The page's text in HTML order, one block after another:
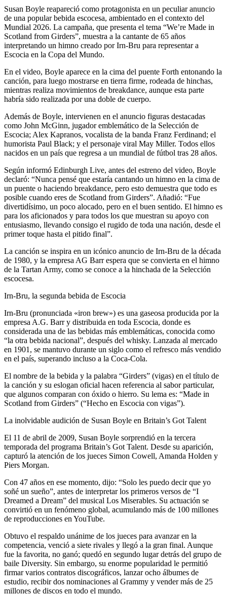
Susan Boyle reapareció como protagonista en un peculiar anuncio
de una popular bebida escocesa, ambientado en el contexto del
Mundial 2026. La campaña, que presenta el tema “We’re Made in
Scotland from Girders”, muestra a la cantante de 65 años
interpretando un himno creado por Irn-Bru para representar a
Escocia en la Copa del Mundo.
En el video, Boyle aparece en la cima del puente Forth entonando la
canción, para luego mostrarse en tierra firme, rodeada de hinchas,
mientras realiza movimientos de breakdance, aunque esta parte
habría sido realizada por una doble de cuerpo.
Además de Boyle, intervienen en el anuncio figuras destacadas
como John McGinn, jugador emblemático de la Selección de
Escocia; Alex Kapranos, vocalista de la banda Franz Ferdinand; el
humorista Paul Black; y el personaje viral May Miller. Todos ellos
nacidos en un país que regresa a un mundial de fútbol tras 28 años.
Según informó Edinburgh Live, antes del estreno del video, Boyle
declaró: “Nunca pensé que estaría cantando un himno en la cima de
un puente o haciendo breakdance, pero esto demuestra que todo es
posible cuando eres de Scotland from Girders”. Añadió: “Fue
divertidísimo, un poco alocado, pero en el buen sentido. El himno es
para los aficionados y para todos los que muestran su apoyo con
entusiasmo, llevando consigo el rugido de toda una nación, desde el
primer toque hasta el pitido final”.
La canción se inspira en un icónico anuncio de Irn-Bru de la década
de 1980, y la empresa AG Barr espera que se convierta en el himno
de la Tartan Army, como se conoce a la hinchada de la Selección
escocesa.
Irn-Bru, la segunda bebida de Escocia
Irn-Bru (pronunciada «iron brew») es una gaseosa producida por la
empresa A.G. Barr y distribuida en toda Escocia, donde es
considerada una de las bebidas más emblemáticas, conocida como
“la otra bebida nacional”, después del whisky. Lanzada al mercado
en 1901, se mantuvo durante un siglo como el refresco más vendido
en el país, superando incluso a la Coca-Cola.
El nombre de la bebida y la palabra “Girders” (vigas) en el título de
la canción y su eslogan oficial hacen referencia al sabor particular,
que algunos comparan con óxido o hierro. Su lema es: “Made in
Scotland from Girders” (“Hecho en Escocia con vigas”).
La inolvidable audición de Susan Boyle en Britain’s Got Talent
El 11 de abril de 2009, Susan Boyle sorprendió en la tercera
temporada del programa Britain’s Got Talent. Desde su aparición,
capturó la atención de los jueces Simon Cowell, Amanda Holden y
Piers Morgan.
Con 47 años en ese momento, dijo: “Solo les puedo decir que yo
soñé un sueño”, antes de interpretar los primeros versos de “I
Dreamed a Dream” del musical Los Miserables. Su actuación se
convirtió en un fenómeno global, acumulando más de 100 millones
de reproducciones en YouTube.
Obtuvo el respaldo unánime de los jueces para avanzar en la
competencia, venció a siete rivales y llegó a la gran final. Aunque
fue la favorita, no ganó; quedó en segundo lugar detrás del grupo de
baile Diversity. Sin embargo, su enorme popularidad le permitió
firmar varios contratos discográficos, lanzar ocho álbumes de
estudio, recibir dos nominaciones al Grammy y vender más de 25
millones de discos en todo el mundo.